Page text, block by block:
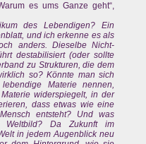
es ums Ganze geht“,
des Lebendigen? Ein
und ich erkenne es als
anders. Dieselbe Nicht-
destabilisiert (oder sollte
zu Strukturen, die dem
so? Könnte man sich
Materie nennen,
widerspiegelt, in der
dass etwas wie eine
entsteht? Und was
Da Zukunft im
in jedem Augenblick neu